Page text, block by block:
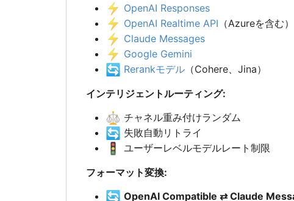
⚡ OpenAI Responses
⚡ OpenAI Realtime API （Azureを含む）
⚡ Claude Messages
⚡ Google Gemini
🔄 Rerankモデル（Cohere、Jina）
インテリジェントルーティング:
⚖️ チャネル重み付けランダム
🔄 失敗自動リトライ
🚦
ユーザーレベルモデルレート制限
フォーマット変換:
🔄 OpenAI Compatible ⇄ Claude